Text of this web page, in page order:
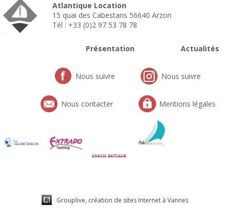
Atlantique Location
15 quai des Cabestans 56640 Arzon
Tél : +33 (0)2 97 53 78 78
Présentation Actualités
Nous suivre Nous suivre
Nous contacter Mentions légales
Grouplive, création de sites Internet à Vannes